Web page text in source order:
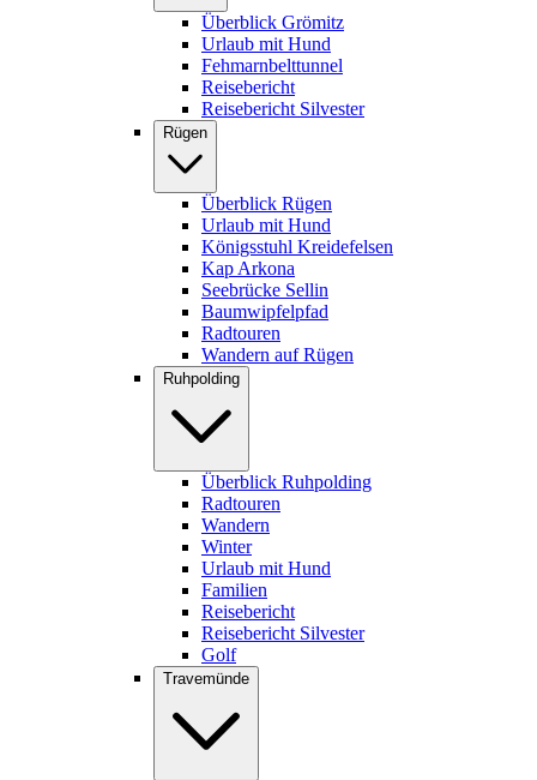
Überblick Grömitz
Urlaub mit Hund
Fehmarnbelttunnel
Reisebericht
Reisebericht Silvester
Rügen
Überblick Rügen
Urlaub mit Hund
Königsstuhl Kreidefelsen
Kap Arkona
Seebrücke Sellin
Baumwipfelpfad
Radtouren
Wandern auf Rügen
Ruhpolding
Überblick Ruhpolding
Radtouren
Wandern
Winter
Urlaub mit Hund
Familien
Reisebericht
Reisebericht Silvester
Golf
Travemünde